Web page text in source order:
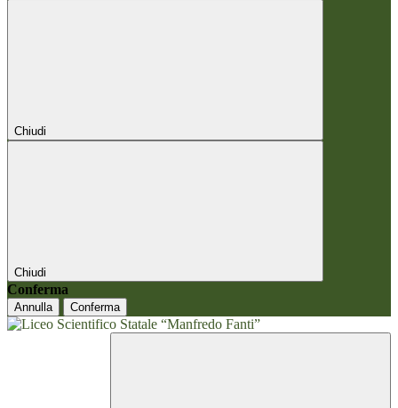
Chiudi
Chiudi
Conferma
Annulla Conferma